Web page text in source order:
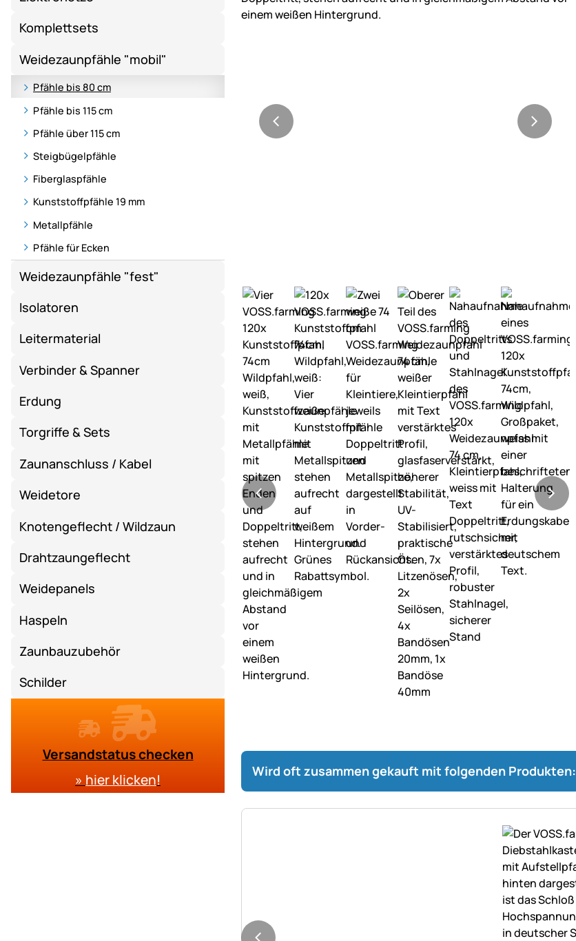
Komplettsets
Weidezaunpfähle "mobil"
Pfähle bis 80 cm
Pfähle bis 115 cm
Pfähle über 115 cm
Steigbügelpfähle
Fiberglaspfähle
Kunststoffpfähle 19 mm
Metallpfähle
Pfähle für Ecken
Weidezaunpfähle "fest"
Isolatoren
Leitermaterial
Verbinder & Spanner
Erdung
Torgriffe & Sets
Zaunanschluss / Kabel
Weidetore
Knotengeflecht / Wildzaun
Drahtzaungeflecht
Weidepanels
Haspeln
Zaunbauzubehör
Schilder
Versandstatus checken
» hier klicken! Wird oft zusammen gekauft mit folgenden Produkten: